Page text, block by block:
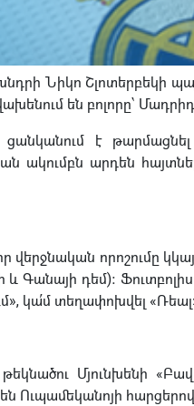
խնդրի Նիկո Շլոտերբեկի
են բոլորը՝
է
ակումբն արդեն
վերջնական որոշումը
և Գանայի դեմ)։
կա՛մ տեղափոխվել
Մյունխենի
Ուպամեկանոյի